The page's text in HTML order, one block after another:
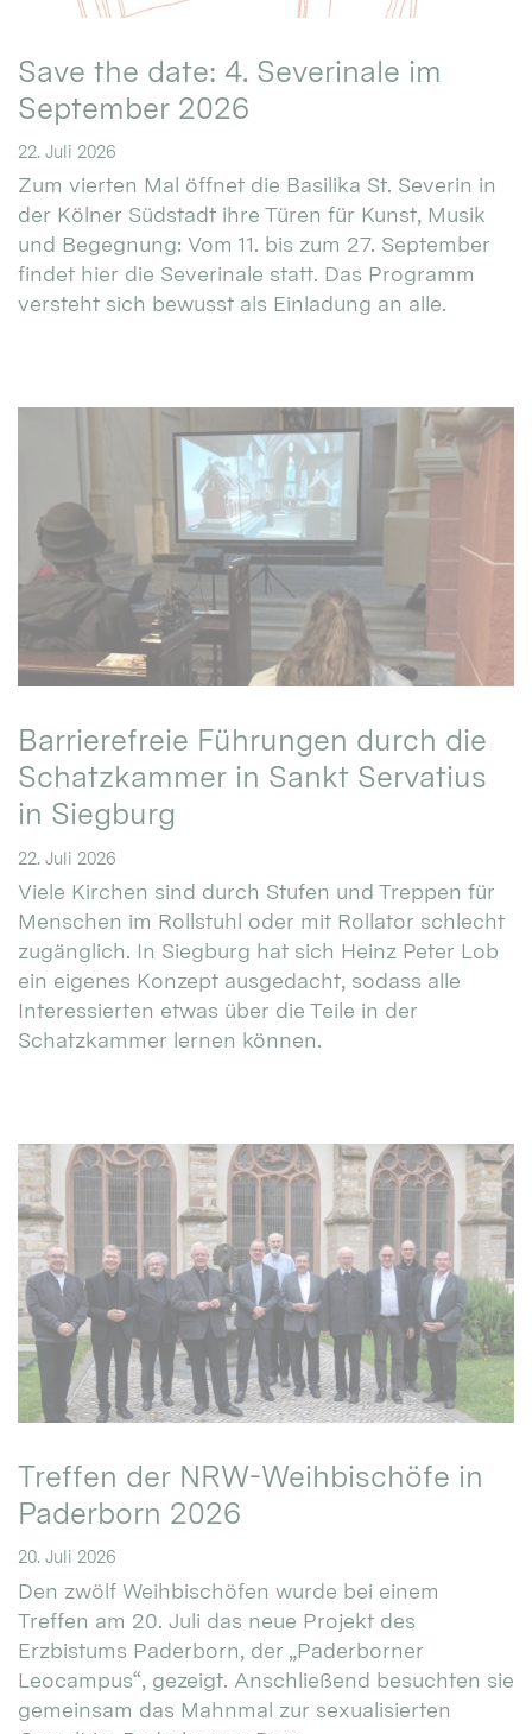
Save the date: 4. Severinale im
September 2026
22. Juli 2026
Zum vierten Mal öffnet die Basilika St. Severin in
der Kölner Südstadt ihre Türen für Kunst, Musik
und Begegnung: Vom 11. bis zum 27. September
findet hier die Severinale statt. Das Programm
versteht sich bewusst als Einladung an alle.
Barrierefreie Führungen durch die
Schatzkammer in Sankt Servatius
in Siegburg
22. Juli 2026
Viele Kirchen sind durch Stufen und Treppen für
Menschen im Rollstuhl oder mit Rollator schlecht
zugänglich. In Siegburg hat sich Heinz Peter Lob
ein eigenes Konzept ausgedacht, sodass alle
Interessierten etwas über die Teile in der
Schatzkammer lernen können.
Treffen der NRW-Weihbischöfe in
Paderborn 2026
20. Juli 2026
Den zwölf Weihbischöfen wurde bei einem
Treffen am 20. Juli das neue Projekt des
Erzbistums Paderborn, der „Paderborner
Leocampus“, gezeigt. Anschließend besuchten sie
gemeinsam das Mahnmal zur sexualisierten